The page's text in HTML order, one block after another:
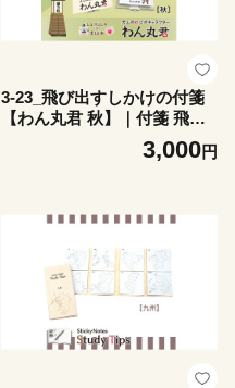
3-23_飛び出すしかけの付箋
【わん丸君 秋】｜付箋 飛び
出す ポップアップ 付せん 2
個 セット 文具 メモ プレゼン
も 孫 大人 犬山城 観光 ゆる
3,000円